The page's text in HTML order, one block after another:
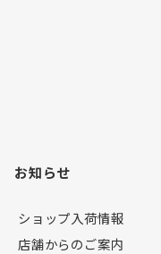
お知らせ
ショップ入荷情報
店舗からのご案内